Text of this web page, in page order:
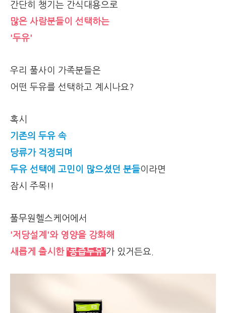
간단히 챙기는 간식대용으로
많은 사람분들이 선택하는
'두유'
우리 풀사이 가족분들은
어떤 두유를 선택하고 계시나요?
혹시
기존의 두유 속
당류가 걱정되며
두유 선택에 고민이 많으셨던 분들이라면
잠시 주목!!
풀무원헬스케어에서
'저당설계'와 영양을 강화해
새롭게 출시한 '콩즙두유'가 있거든요.